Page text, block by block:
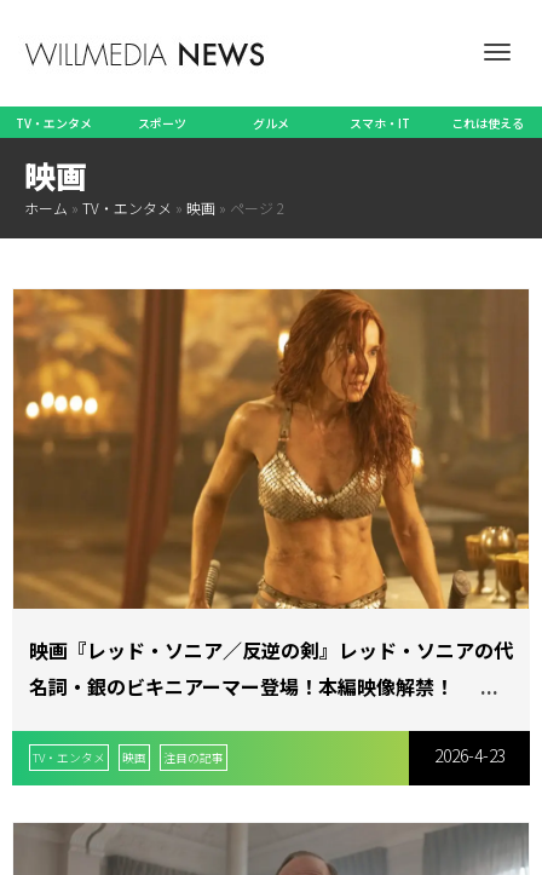
シ
ン
を
TV・エンタメ スポーツ グルメ スマホ・IT これは使える
映画
ホーム » TV・エンタメ » 映画 » ページ 2
映画『レッド・ソニア／反逆の剣』レッド・ソニアの代
名詞・銀のビキニアーマー登場！本編映像解禁！
TV・エンタメ 映画 注目の記事 2026-4-23